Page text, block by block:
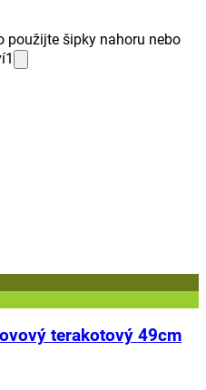
použijte šipky nahoru nebo
1
terakotový 49cm